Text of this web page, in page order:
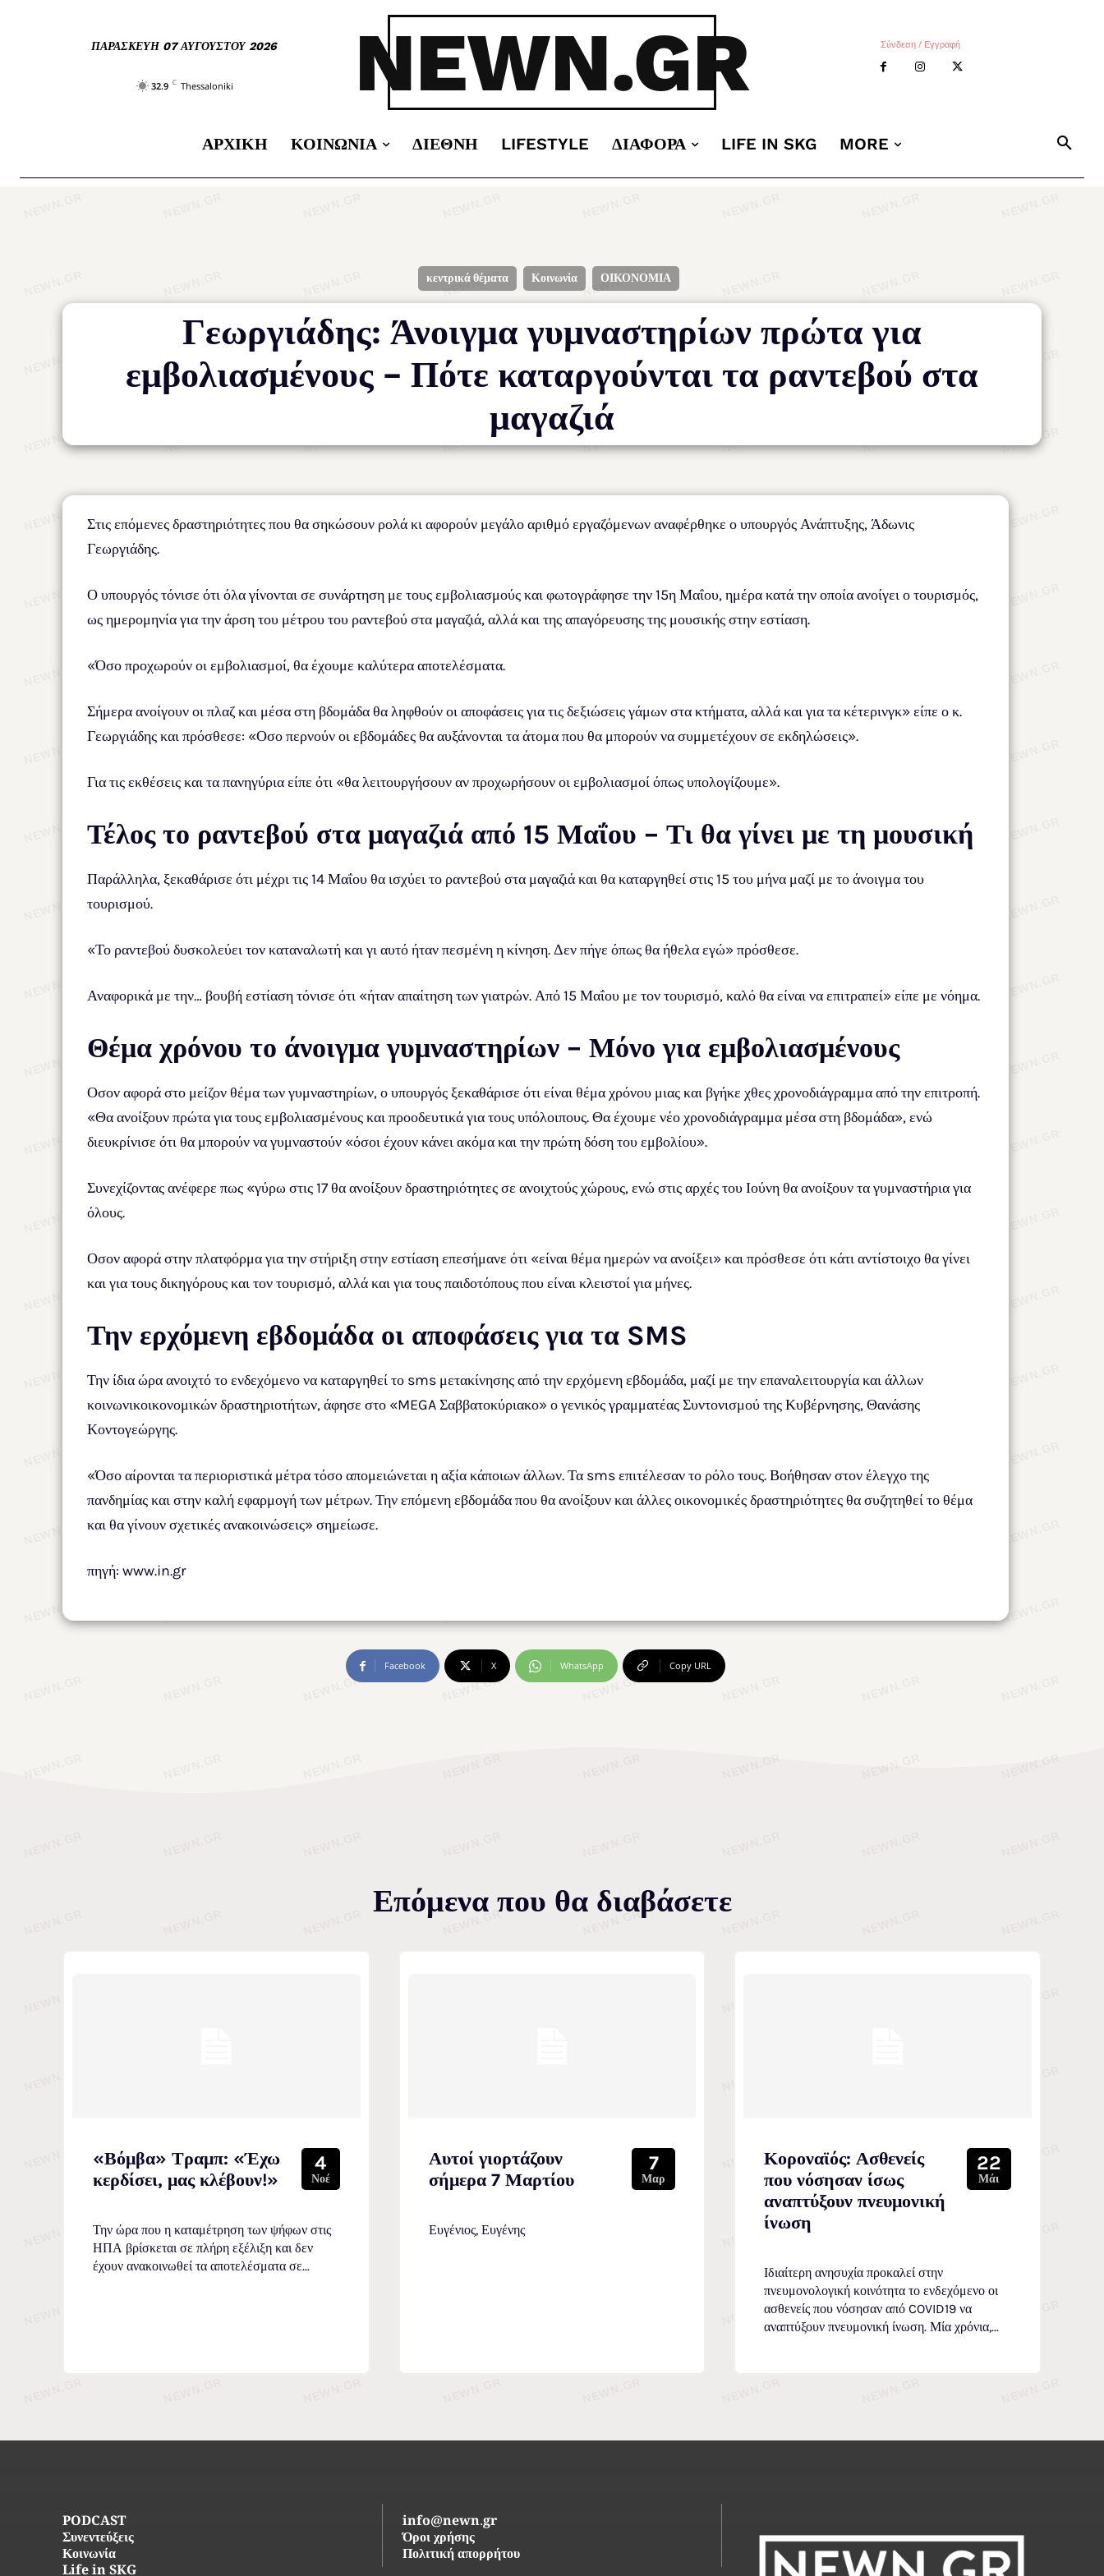
ΠΑΡΑΣΚΕΥΉ 07 ΑΥΓΟΎΣΤΟΥ 2026
32.9 C Thessaloniki NEWN.GR Σύνδεση / Εγγραφή
ΑΡΧΙΚΉ ΚΟΙΝΩΝΊΑ ΔΙΕΘΝΉ LIFESTYLE ΔΙΆΦΟΡΑ LIFE IN SKG MORE
κεντρικά θέματα Κοινωνία ΟΙΚΟΝΟΜΙΑ
Γεωργιάδης: Άνοιγμα γυμναστηρίων πρώτα για
εμβολιασμένους – Πότε καταργούνται τα ραντεβού στα
μαγαζιά
Στις επόμενες δραστηριότητες που θα σηκώσουν ρολά κι αφορούν μεγάλο αριθμό εργαζόμενων αναφέρθηκε ο υπουργός Ανάπτυξης, Άδωνις
Γεωργιάδης.
Ο υπουργός τόνισε ότι όλα γίνονται σε συνάρτηση με τους εμβολιασμούς και φωτογράφησε την 15η Μαΐου, ημέρα κατά την οποία ανοίγει ο τουρισμός,
ως ημερομηνία για την άρση του μέτρου του ραντεβού στα μαγαζιά, αλλά και της απαγόρευσης της μουσικής στην εστίαση.
«Όσο προχωρούν οι εμβολιασμοί, θα έχουμε καλύτερα αποτελέσματα.
Σήμερα ανοίγουν οι πλαζ και μέσα στη βδομάδα θα ληφθούν οι αποφάσεις για τις δεξιώσεις γάμων στα κτήματα, αλλά και για τα κέτερινγκ» είπε ο κ.
Γεωργιάδης και πρόσθεσε: «Οσο περνούν οι εβδομάδες θα αυξάνονται τα άτομα που θα μπορούν να συμμετέχουν σε εκδηλώσεις».
Για τις εκθέσεις και τα πανηγύρια είπε ότι «θα λειτουργήσουν αν προχωρήσουν οι εμβολιασμοί όπως υπολογίζουμε».
Τέλος το ραντεβού στα μαγαζιά από 15 Μαΐου – Τι θα γίνει με τη μουσική
Παράλληλα, ξεκαθάρισε ότι μέχρι τις 14 Μαΐου θα ισχύει το ραντεβού στα μαγαζιά και θα καταργηθεί στις 15 του μήνα μαζί με το άνοιγμα του
τουρισμού.
«Το ραντεβού δυσκολεύει τον καταναλωτή και γι αυτό ήταν πεσμένη η κίνηση. Δεν πήγε όπως θα ήθελα εγώ» πρόσθεσε.
Αναφορικά με την… βουβή εστίαση τόνισε ότι «ήταν απαίτηση των γιατρών. Από 15 Μαΐου με τον τουρισμό, καλό θα είναι να επιτραπεί» είπε με νόημα.
Θέμα χρόνου το άνοιγμα γυμναστηρίων – Μόνο για εμβολιασμένους
Οσον αφορά στο μείζον θέμα των γυμναστηρίων, ο υπουργός ξεκαθάρισε ότι είναι θέμα χρόνου μιας και βγήκε χθες χρονοδιάγραμμα από την επιτροπή.
«Θα ανοίξουν πρώτα για τους εμβολιασμένους και προοδευτικά για τους υπόλοιπους. Θα έχουμε νέο χρονοδιάγραμμα μέσα στη βδομάδα», ενώ
διευκρίνισε ότι θα μπορούν να γυμναστούν «όσοι έχουν κάνει ακόμα και την πρώτη δόση του εμβολίου».
Συνεχίζοντας ανέφερε πως «γύρω στις 17 θα ανοίξουν δραστηριότητες σε ανοιχτούς χώρους, ενώ στις αρχές του Ιούνη θα ανοίξουν τα γυμναστήρια για
όλους.
Οσον αφορά στην πλατφόρμα για την στήριξη στην εστίαση επεσήμανε ότι «είναι θέμα ημερών να ανοίξει» και πρόσθεσε ότι κάτι αντίστοιχο θα γίνει
και για τους δικηγόρους και τον τουρισμό, αλλά και για τους παιδοτόπους που είναι κλειστοί για μήνες.
Την ερχόμενη εβδομάδα οι αποφάσεις για τα SMS
Την ίδια ώρα ανοιχτό το ενδεχόμενο να καταργηθεί το sms μετακίνησης από την ερχόμενη εβδομάδα, μαζί με την επαναλειτουργία και άλλων
κοινωνικοικονομικών δραστηριοτήτων, άφησε στο «MEGA Σαββατοκύριακο» ο γενικός γραμματέας Συντονισμού της Κυβέρνησης, Θανάσης
Κοντογεώργης.
«Όσο αίρονται τα περιοριστικά μέτρα τόσο απομειώνεται η αξία κάποιων άλλων. Τα sms επιτέλεσαν το ρόλο τους. Βοήθησαν στον έλεγχο της
πανδημίας και στην καλή εφαρμογή των μέτρων. Την επόμενη εβδομάδα που θα ανοίξουν και άλλες οικονομικές δραστηριότητες θα συζητηθεί το θέμα
και θα γίνουν σχετικές ανακοινώσεις» σημείωσε.
πηγή: www.in.gr
Facebook X WhatsApp Copy URL
Επόμενα που θα διαβάσετε
«Βόμβα» Τραμπ: «Έχω
κερδίσει, μας κλέβουν!»
4
Νοέ
Την ώρα που η καταμέτρηση των ψήφων στις
ΗΠΑ βρίσκεται σε πλήρη εξέλιξη και δεν
έχουν ανακοινωθεί τα αποτελέσματα σε...
Αυτοί γιορτάζουν
σήμερα 7 Μαρτίου
7
Μαρ
Ευγένιος, Ευγένης
Κοροναϊός: Ασθενείς
που νόσησαν ίσως
αναπτύξουν πνευμονική
ίνωση
22
Μάι
Ιδιαίτερη ανησυχία προκαλεί στην
πνευμονολογική κοινότητα το ενδεχόμενο οι
ασθενείς που νόσησαν από COVID19 να
αναπτύξουν πνευμονική ίνωση. Μία χρόνια,...
PODCAST
Συνεντεύξεις
Κοινωνία
info@newn.gr
Όροι χρήσης
Πολιτική απορρήτου